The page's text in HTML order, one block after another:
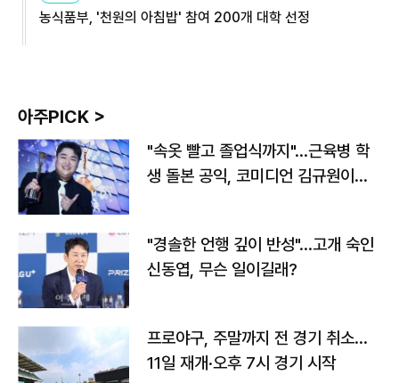
농식품부, '천원의 아침밥' 참여 200개 대학 선정
아주PICK >
"속옷 빨고 졸업식까지"…근육병 학
생 돌본 공익, 코미디언 김규원이었
"경솔한 언행 깊이 반성"…고개 숙인
신동엽, 무슨 일이길래?
프로야구, 주말까지 전 경기 취소…
11일 재개·오후 7시 경기 시작